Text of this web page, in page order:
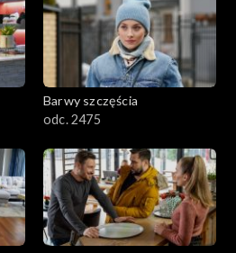
Barwy szczęścia
odc. 2475